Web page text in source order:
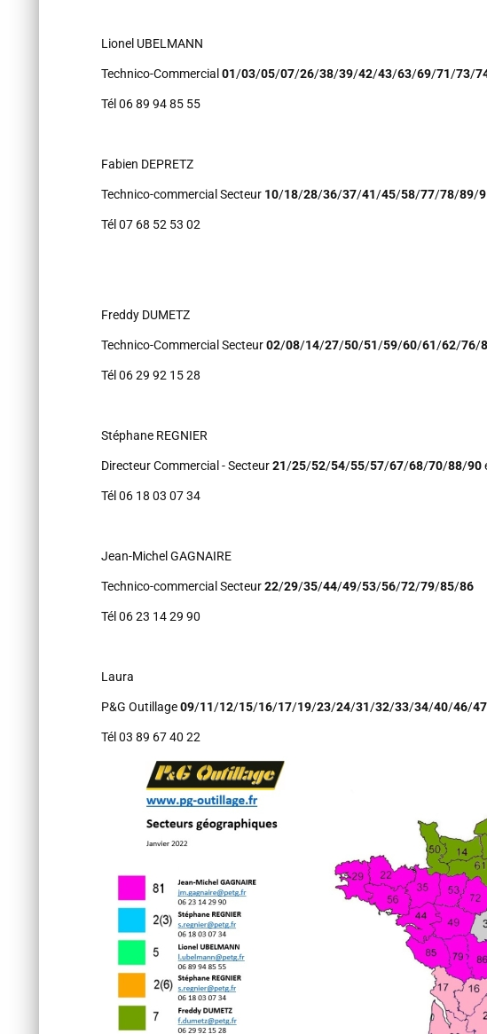
Lionel UBELMANN
Technico-Commercial 01/03/05/07/26/38/39/42/43/63/69/71/73/
Tél 06 89 94 85 55
Fabien DEPRETZ
Technico-commercial Secteur 10/18/28/36/37/41/45/58/77/78/89/
Tél 07 68 52 53 02
Freddy DUMETZ
Technico-Commercial Secteur02/08/14/27/50/51/59/60/61/62/76/
Tél 06 29 92 15 28
Stéphane REGNIER
Directeur Commercial - Secteur21/25/52/54/55/57/67/68/70/88/90
Tél 06 18 03 07 34
Jean-Michel GAGNAIRE
Technico-commercial Secteur22/29/35/44/49/53/56/72/79/85/86
Tél 06 23 14 29 90
Laura
P&G Outillage09/11/12/15/16/17/19/23/24/31/32/33/34/40/46/47
Tél 03 89 67 40 22